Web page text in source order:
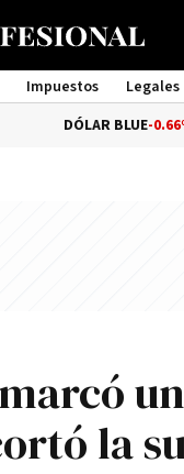
Impuestos Legales
DÓLAR BLUE-0.66%
la